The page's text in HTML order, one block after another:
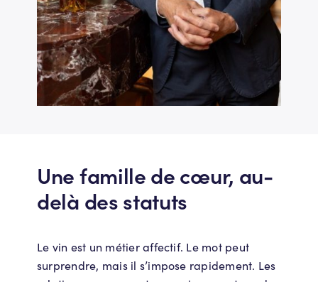
Une famille de cœur, au-
delà des statuts
Le vin est un métier affectif. Le mot peut
surprendre, mais il s’impose rapidement. Les